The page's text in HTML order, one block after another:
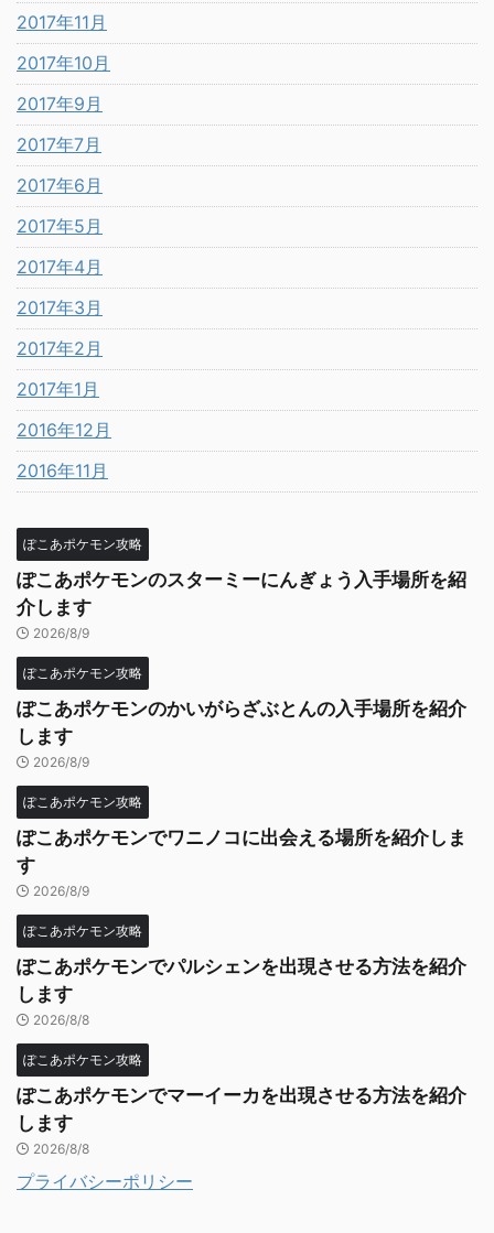
2017年11月
2017年10月
2017年9月
2017年7月
2017年6月
2017年5月
2017年4月
2017年3月
2017年2月
2017年1月
2016年12月
2016年11月
ぽこあポケモン攻略
ぽこあポケモンのスターミーにんぎょう入手場所を紹
介します
2026/8/9
ぽこあポケモン攻略
ぽこあポケモンのかいがらざぶとんの入手場所を紹介
します
2026/8/9
ぽこあポケモン攻略
ぽこあポケモンでワニノコに出会える場所を紹介しま
す
2026/8/9
ぽこあポケモン攻略
ぽこあポケモンでパルシェンを出現させる方法を紹介
します
2026/8/8
ぽこあポケモン攻略
ぽこあポケモンでマーイーカを出現させる方法を紹介
します
2026/8/8
プライバシーポリシー